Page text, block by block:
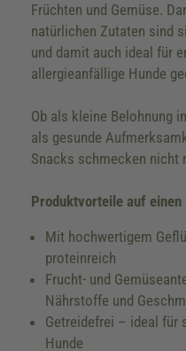
Früchten und Gemüse.
natürlichen Zutaten sind
und damit auch ideal für
allergieanfällige Hunde
Ob als kleine Belohnung
als gesunde
Snacks schmecken nicht
Produktvorteile auf
Mit hochwertigem
proteinreich
Frucht- und
Nährstoffe und
Getreidefrei – ideal für
Hunde